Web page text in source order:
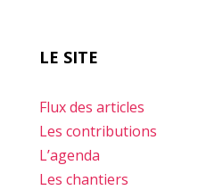
LE SITE
Flux des articles
Les contributions
L’agenda
Les chantiers